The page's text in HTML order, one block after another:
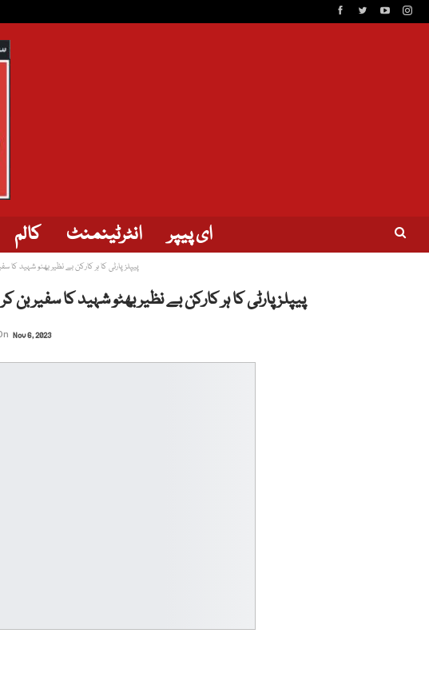
کالم انٹرٹینمنٹ ای پیپر
پیپلز پارٹی کا ہر کارکن بے نظیر بھٹو شہید
پیپلز پارٹی کا ہر کارکن بے نظیر بھٹو شہید کا
Nov 6, 2023